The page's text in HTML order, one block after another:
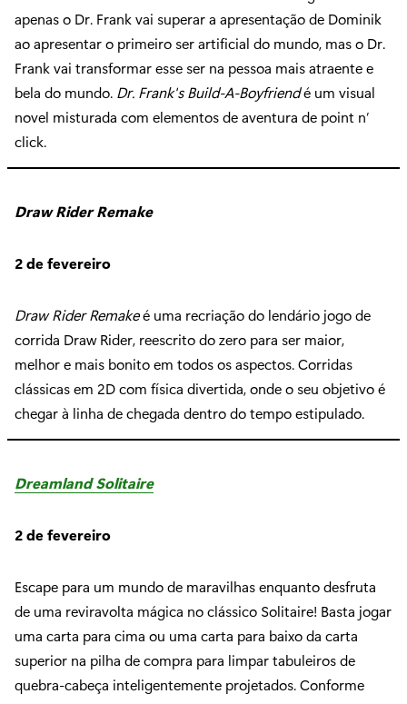
apenas o Dr. Frank vai superar a apresentação de Dominik
ao apresentar o primeiro ser artificial do mundo, mas o Dr.
Frank vai transformar esse ser na pessoa mais atraente e
bela do mundo. Dr. Frank's Build-A-Boyfriendé um visual
novel misturada com elementos de aventura de point n’
click.
Draw Rider Remake
2 de fevereiro
Draw Rider Remakeé uma recriação do lendário jogo de
corrida Draw Rider, reescrito do zero para ser maior,
melhor e mais bonito em todos os aspectos. Corridas
clássicas em 2D com física divertida, onde o seu objetivo é
chegar à linha de chegada dentro do tempo estipulado.
Dreamland Solitaire
2 de fevereiro
Escape para um mundo de maravilhas enquanto desfruta
de uma reviravolta mágica no clássico Solitaire! Basta jogar
uma carta para cima ou uma carta para baixo da carta
superior na pilha de compra para limpar tabuleiros de
quebra-cabeça inteligentemente projetados. Conforme